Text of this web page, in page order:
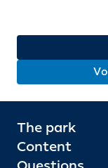
The park
Content